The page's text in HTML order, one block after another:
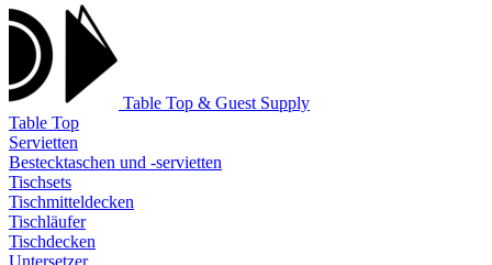
Table Top & Guest Supply
Table Top
Servietten
Bestecktaschen und -servietten
Tischsets
Tischmitteldecken
Tischläufer
Tischdecken